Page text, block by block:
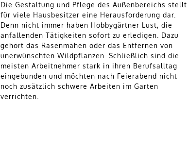
Die Gestaltung und Pflege des Außenbereichs stellt
für viele Hausbesitzer eine Herausforderung dar.
Denn nicht immer haben Hobbygärtner Lust, die
anfallenden Tätigkeiten sofort zu erledigen. Dazu
gehört das Rasenmähen oder das Entfernen von
unerwünschten Wildpflanzen. Schließlich sind die
meisten Arbeitnehmer stark in ihren Berufsalltag
eingebunden und möchten nach Feierabend nicht
noch zusätzlich schwere Arbeiten im Garten
verrichten.